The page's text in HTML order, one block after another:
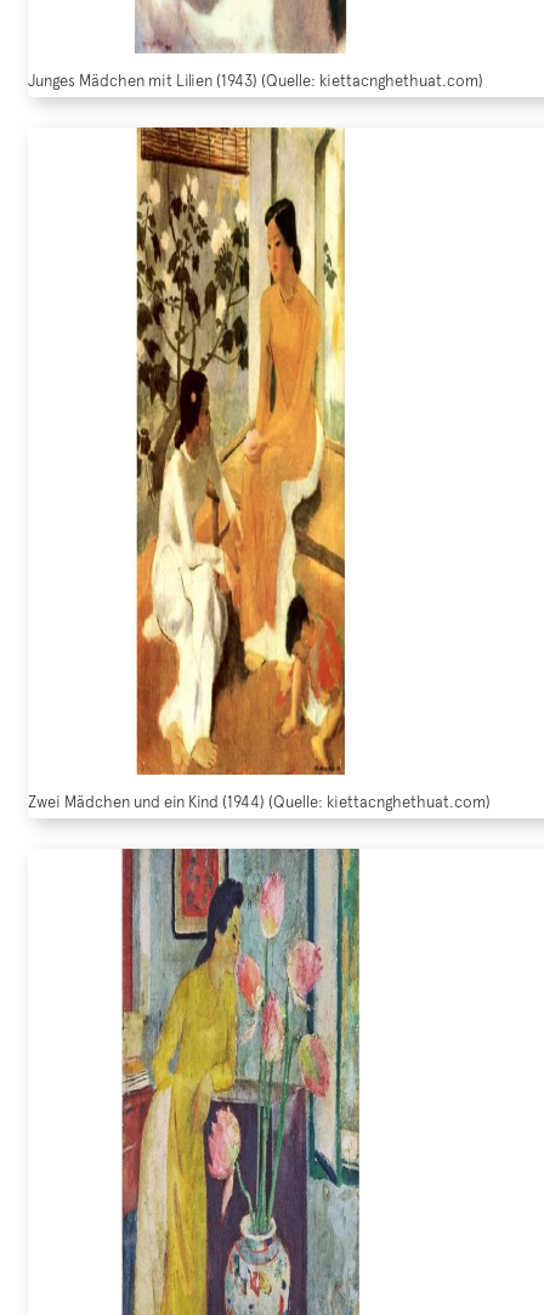
Junges Mädchen mit Lilien (1943) (Quelle: kiettacnghethuat.com)
Zwei Mädchen und ein Kind (1944) (Quelle: kiettacnghethuat.com)